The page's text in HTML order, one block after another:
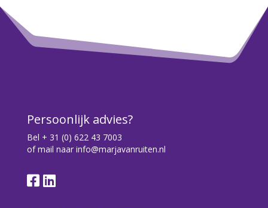
Persoonlijk advies?
Bel + 31 (0) 622 43 7003
of mail naar info@marjavanruiten.nl